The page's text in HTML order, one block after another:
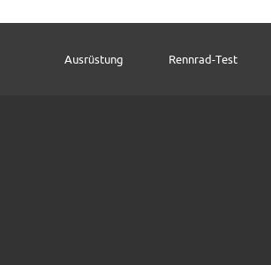
Ausrüstung Rennrad-Test